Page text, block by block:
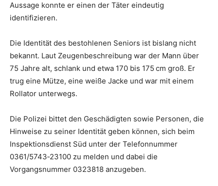
Aussage konnte er einen der Täter eindeutig
identifizieren.
Die Identität des bestohlenen Seniors ist bislang nicht
bekannt. Laut Zeugenbeschreibung war der Mann über
75 Jahre alt, schlank und etwa 170 bis 175 cm groß. Er
trug eine Mütze, eine weiße Jacke und war mit einem
Rollator unterwegs.
Die Polizei bittet den Geschädigten sowie Personen, die
Hinweise zu seiner Identität geben können, sich beim
Inspektionsdienst Süd unter der Telefonnummer
0361/5743‑23100 zu melden und dabei die
Vorgangsnummer 0323818 anzugeben.